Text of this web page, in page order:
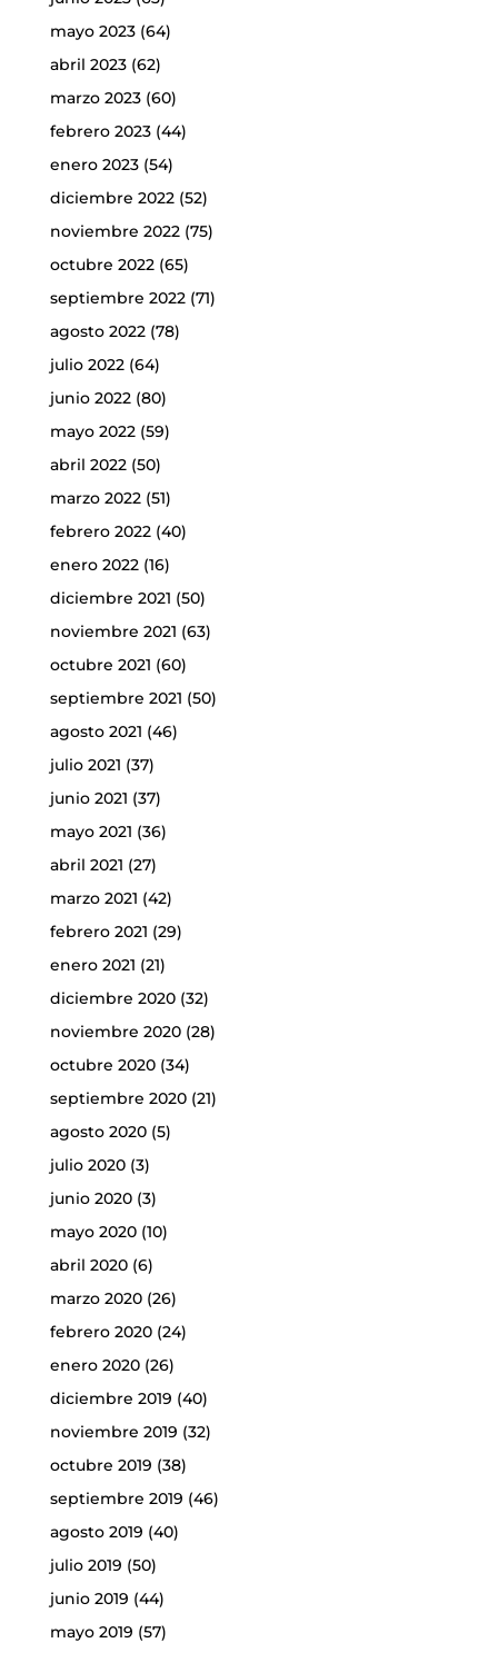
mayo 2023(64)
abril 2023(62)
marzo 2023(60)
febrero 2023(44)
enero 2023(54)
diciembre 2022(52)
noviembre 2022(75)
octubre 2022(65)
septiembre 2022(71)
agosto 2022(78)
julio 2022(64)
junio 2022(80)
mayo 2022(59)
abril 2022(50)
marzo 2022(51)
febrero 2022(40)
enero 2022(16)
diciembre 2021 (50)
noviembre 2021 (63)
octubre 2021 (60)
septiembre 2021 (50)
agosto 2021 (46)
julio 2021 (37)
junio 2021 (37)
mayo 2021 (36)
abril 2021 (27)
marzo 2021 (42)
febrero 2021 (29)
enero 2021 (21)
diciembre 2020(32)
noviembre 2020(28)
octubre 2020(34)
septiembre 2020(21)
agosto 2020(5)
julio 2020(3)
junio 2020(3)
mayo 2020(10)
abril 2020(6)
marzo 2020(26)
febrero 2020(24)
enero 2020(26)
diciembre 2019 (40)
noviembre 2019 (32)
octubre 2019 (38)
septiembre 2019 (46)
agosto 2019 (40)
julio 2019 (50)
junio 2019 (44)
mayo 2019 (57)